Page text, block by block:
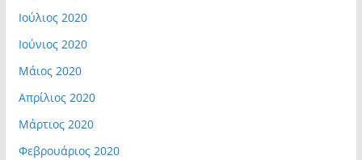
Ιούλιος 2020
Ιούνιος 2020
Μάιος 2020
Απρίλιος 2020
Μάρτιος 2020
Φεβρουάριος 2020